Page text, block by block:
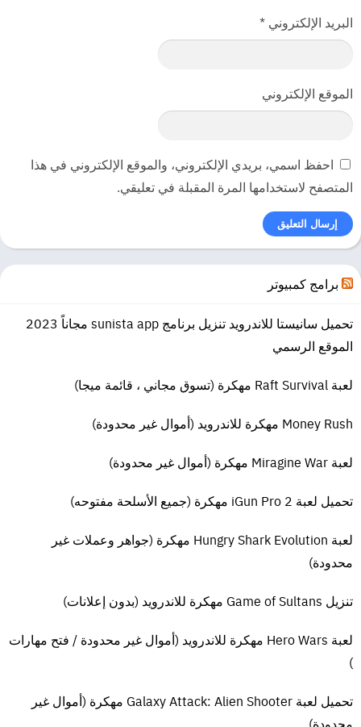
أنه يمكنهم مواصلة مهمتهم.
كيفية تنزيل وتثبيت Sniper Elite V2
انقر فوق تحميل مجانى اعلى المقاله أدناه ويجب إعادة توجيهك إلى صفحة
التحميل .
انقر نقرًا مزدوجًا داخل مجلد Sniper Elite V2 وقم بتشغيل تطبيق exe.
استمتع والعب! تأكد من تشغيل اللعبة كمسؤول وإذا حصلت على أي أخطاء
البرامج في المجلد.
البريد الإلكتروني *
الموقع الإلكتروني
احفظ اسمي، بريدي الإلكتروني، والموقع الإلكتروني في هذا
المتصفح لاستخدامها المرة المقبلة في تعليقي.
برامج كمبيوتر
تحميل سانيستا للاندرويد تنزيل برنامج sunista app مجاناً 2023
الموقع الرسمي
لعبة Raft Survival مهكرة (تسوق مجاني ، قائمة ميجا)
Money Rush مهكرة للاندرويد (أموال غير محدودة)
لعبة Miragine War مهكرة (أموال غير محدودة)
تحميل لعبة iGun Pro 2 مهكرة (جميع الأسلحة مفتوحه)
لعبة Hungry Shark Evolution مهكرة (جواهر وعملات غير
محدودة)
تنزيل Game of Sultans مهكرة للاندرويد (بدون إعلانات)
لعبة Hero Wars مهكرة للاندرويد (أموال غير محدودة / فتح مهارات
)
تحميل لعبة Galaxy Attack: Alien Shooter مهكرة (أموال غير
محدودة)